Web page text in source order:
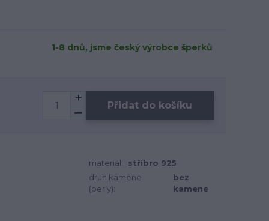
1-8 dnů, jsme český výrobce šperků
Přidat do košíku
materiál:
stříbro 925
druh kamene
(perly):
bez
kamene